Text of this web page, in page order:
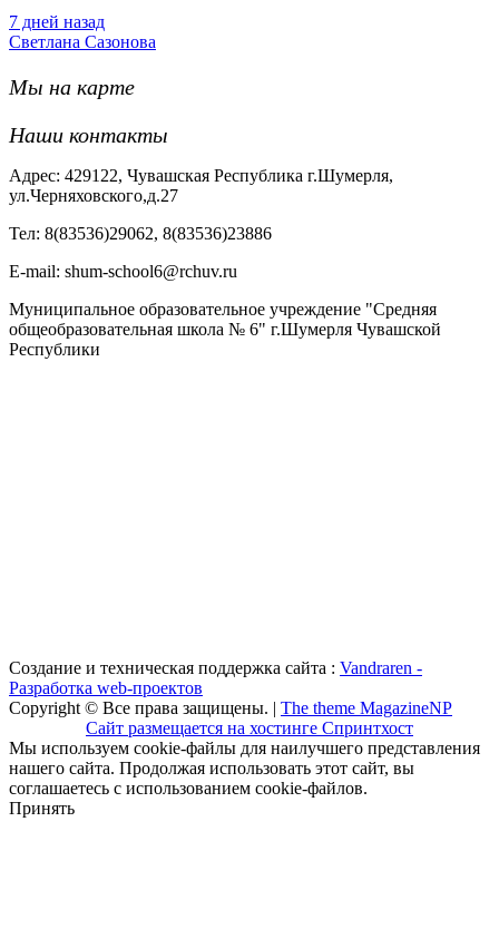
7 дней назад
Светлана Сазонова
Мы на карте
Наши контакты
Адрес: 429122, Чувашская Республика г.Шумерля,
ул.Черняховского,д.27
Тел: 8(83536)29062, 8(83536)23886
Е-mail: shum-school6@rchuv.ru
Муниципальное образовательное учреждение "Средняя
общеобразовательная школа № 6" г.Шумерля Чувашской
Республики
Создание и техническая поддержка сайта : Vandraren -
Разработка web-проектов
Copyright © Все права защищены. | The theme MagazineNP
Сайт размещается на хостинге Спринтхост
Мы используем cookie-файлы для наилучшего представления
нашего сайта. Продолжая использовать этот сайт, вы
соглашаетесь с использованием cookie-файлов.
Принять